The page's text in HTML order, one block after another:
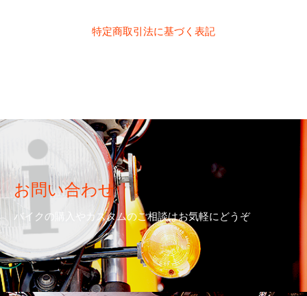
特定商取引法に基づく表記
お問い合わせ
バイクの購入やカスタムのご相談はお気軽にどうぞ